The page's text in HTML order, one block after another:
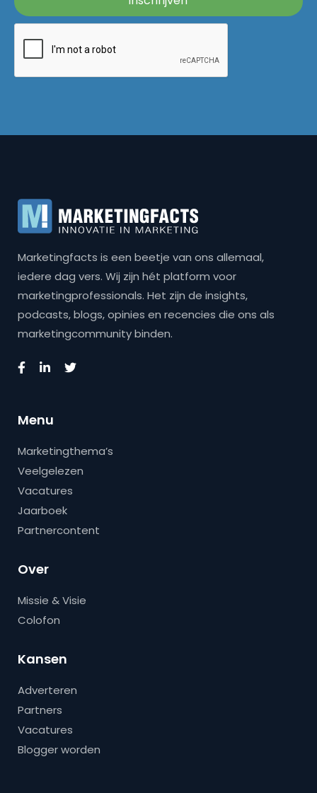
Marketingfacts is een beetje van ons allemaal,
iedere dag vers. Wij zijn hét platform voor
marketingprofessionals. Het zijn de insights,
podcasts, blogs, opinies en recencies die ons als
marketingcommunity binden.
Menu
Marketingthema’s
Veelgelezen
Vacatures
Jaarboek
Partnercontent
Over
Missie & Visie
Colofon
Kansen
Adverteren
Partners
Vacatures
Blogger worden